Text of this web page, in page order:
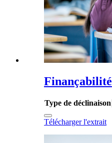
Finançabilité
Type de déclinaison
Télécharger l'extrait